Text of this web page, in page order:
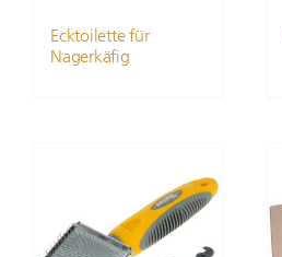
Ecktoilette für
Nagerkäfig